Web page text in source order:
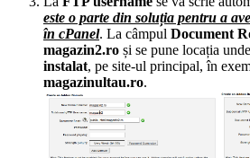
este o parte din soluția pentru a
în cPanel. La câmpul Document
magazin2.ro și se pune locația
instalat, pe site-ul principal, în
magazinultau.ro.